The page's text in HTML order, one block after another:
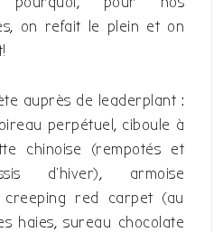
on refait le plein et on
auprès de leaderplant :
perpétuel, ciboule à
chinoise (rempotés et
d’hiver), armoise
creeping red carpet (au
haies, sureau chocolate